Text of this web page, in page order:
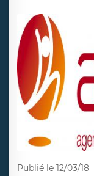
Publié le 12/03/18